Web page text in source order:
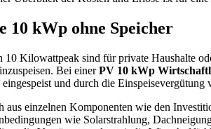
10 kWp ohne Speicher
Kilowattpeak sind für private Haushalte
Bei einerPV 10 kWp
und durch die
einzelnen Komponenten wie den
wie Solarstrahlung,